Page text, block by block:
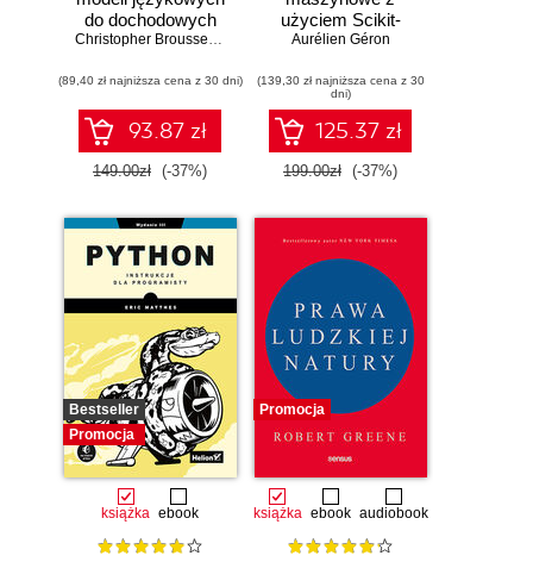
do dochodowych
produktów
Christopher Brousseau Matt Sharp
(89,40 zł najniższa cena z 30 dni)
93.87 zł
149.00zł (-37%)
użyciem Scikit-
Learn i PyTorch.
narzędzia i techniki
umożliwiające
konstruowanie
inteligentnych
systemów
Aurélien Géron
(139,30 zł najniższa cena z 30
dni)
125.37 zł
199.00zł (-37%)
Bestseller
Promocja
książka ebook
Promocja
książka ebook audiobook